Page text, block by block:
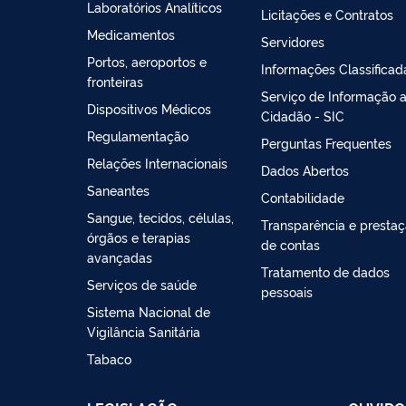
Laboratórios Analíticos
Medicamentos
Portos, aeroportos e
fronteiras
Dispositivos Médicos
Regulamentação
Relações Internacionais
Saneantes
Sangue, tecidos, células,
órgãos e terapias
avançadas
Serviços de saúde
Sistema Nacional de
Vigilância Sanitária
Tabaco
Licitações e Contratos
Servidores
Informações
Serviço de Informação
Cidadão - SIC
Perguntas Frequentes
Dados Abertos
Contabilidade
Transparência e
de contas
Tratamento de dados
pessoais